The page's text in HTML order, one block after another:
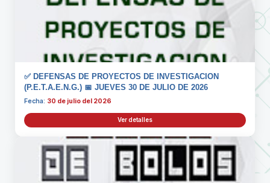
✅ DEFENSAS DE PROYECTOS DE INVESTIGACION
(P.E.T.A.E.N.G.) 📅 JUEVES 30 DE JULIO DE 2026
Fecha: 30 de julio del 2026
Ver detalles